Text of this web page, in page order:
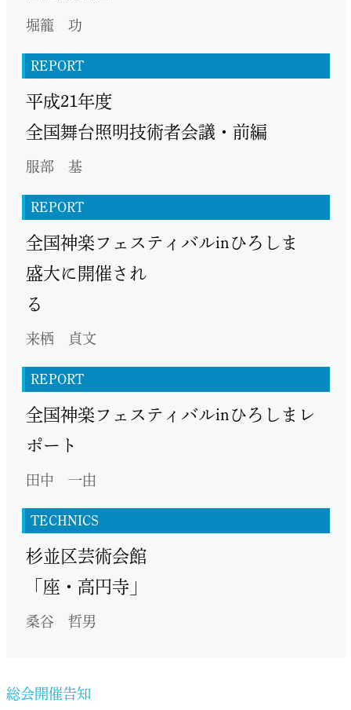
堀籠 功
REPORT
平成21年度
全国舞台照明技術者会議・前編
服部 基
REPORT
全国神楽フェスティバルinひろしま
盛大に開催され
る
来栖 貞文
REPORT
全国神楽フェスティバルinひろしまレ
ポート
田中 一由
TECHNICS
杉並区芸術会館
「座・高円寺」
桑谷 哲男
総会開催告知